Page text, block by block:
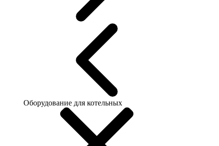
Оборудование для котельных